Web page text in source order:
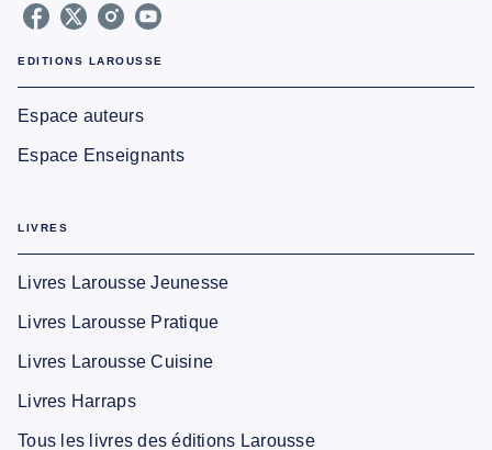
EDITIONS LAROUSSE
Espace auteurs
Espace Enseignants
LIVRES
Livres Larousse Jeunesse
Livres Larousse Pratique
Livres Larousse Cuisine
Livres Harraps
Tous les livres des éditions Larousse